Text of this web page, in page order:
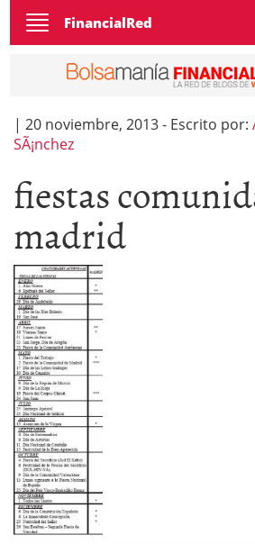
Toggle
navigation
FinancialRed
| 20 noviembre, 2013- Escrito por:
SÃ¡nchez
fiestas
madrid